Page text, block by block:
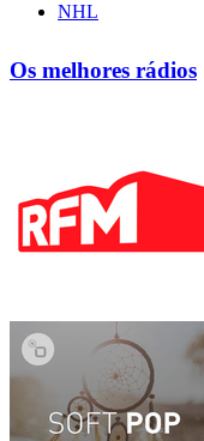
NHL
Os melhores rádios